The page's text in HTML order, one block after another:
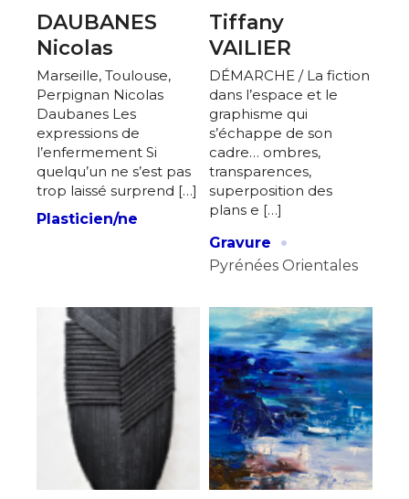
DAUBANES
Nicolas
Marseille, Toulouse,
Perpignan Nicolas
Daubanes Les
expressions de
l’enfermement Si
quelqu’un ne s’est pas
trop laissé surprend […]
Plasticien/ne
Tiffany
VAILIER
DÉMARCHE / La fiction
dans l’espace et le
graphisme qui
s’échappe de son
cadre… ombres,
transparences,
superposition des
plans e […]
Gravure
·
Pyrénées Orientales